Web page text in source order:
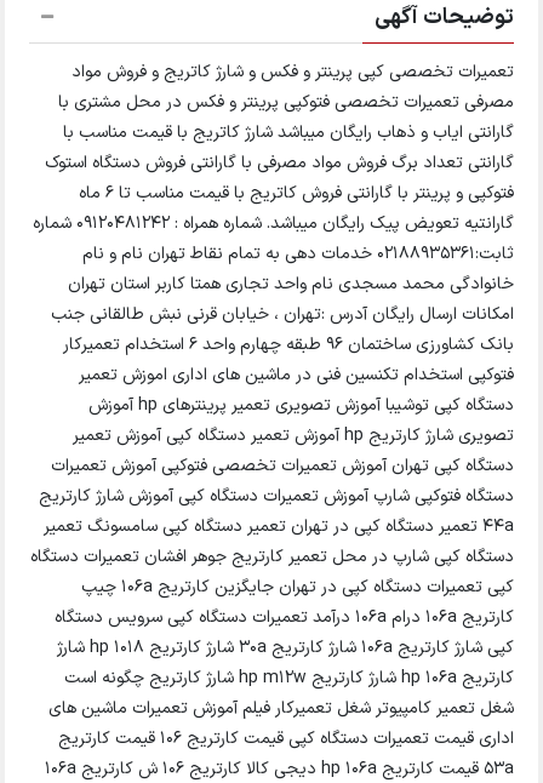
توضیحات آگهی
تعمیرات تخصصی کپی پرینتر و فکس و شارژ کاتریج و فروش مواد
مصرفی تعمیرات تخصصی فتوکپی پرینتر و فکس در محل مشتری با
گارانتی ایاب و ذهاب رایگان میباشد شارژ کاتریج با قیمت مناسب با
گارانتی تعداد برگ فروش مواد مصرفی با گارانتی فروش دستگاه استوک
فتوکپی و پرینتر با گارانتی فروش کاتریج با قیمت مناسب تا ۶ ماه
گارانتیه تعویض پیک رایگان میباشد. شماره همراه : 09120481242 شماره
ثابت:۰۲۱۸۸۹۳۵۳۶۱ خدمات دهی به تمام نقاط تهران نام و نام
خانوادگی محمد مسجدی نام واحد تجاری همتا کاربر استان تهران
امکانات ارسال رایگان آدرس :تهران ، خیابان قرنی نبش طالقانی جنب
بانک کشاورزی ساختمان 96 طبقه چهارم واحد 6 استخدام تعمیرکار
فتوکپی استخدام تکنسین فنی در ماشین های اداری اموزش تعمیر
دستگاه کپی توشیبا آموزش تصویری تعمیر پرینترهای hp آموزش
تصویری شارژ کارتریج hp آموزش تعمیر دستگاه کپی آموزش تعمیر
دستگاه کپی تهران آموزش تعمیرات تخصصی فتوکپی آموزش تعمیرات
دستگاه فتوکپی شارپ آموزش تعمیرات دستگاه کپی آموزش شارژ کارتریج
44a تعمیر دستگاه کپی در تهران تعمیر دستگاه کپی سامسونگ تعمیر
دستگاه کپی شارپ در محل تعمیر کارتریج جوهر افشان تعمیرات دستگاه
کپی تعمیرات دستگاه کپی در تهران جایگزین کارتریج 106a چیپ
کارتریج 106a درام 106a درآمد تعمیرات دستگاه کپی سرویس دستگاه
کپی شارژ کارتریج 106a شارژ کارتریج 30a شارژ کارتریج hp 1018 شارژ
کارتریج hp 106a شارژ کارتریج hp m12w شارژ کارتریج چگونه است
شغل تعمیر کامپیوتر شغل تعمیرکار فیلم آموزش تعمیرات ماشین های
اداری قیمت تعمیرات دستگاه کپی قیمت کارتریج ۱۰۶ قیمت کارتریج
۵۳a قیمت کارتریج hp 106a دیجی کالا کارتریج 106 ش کارتریج 106a